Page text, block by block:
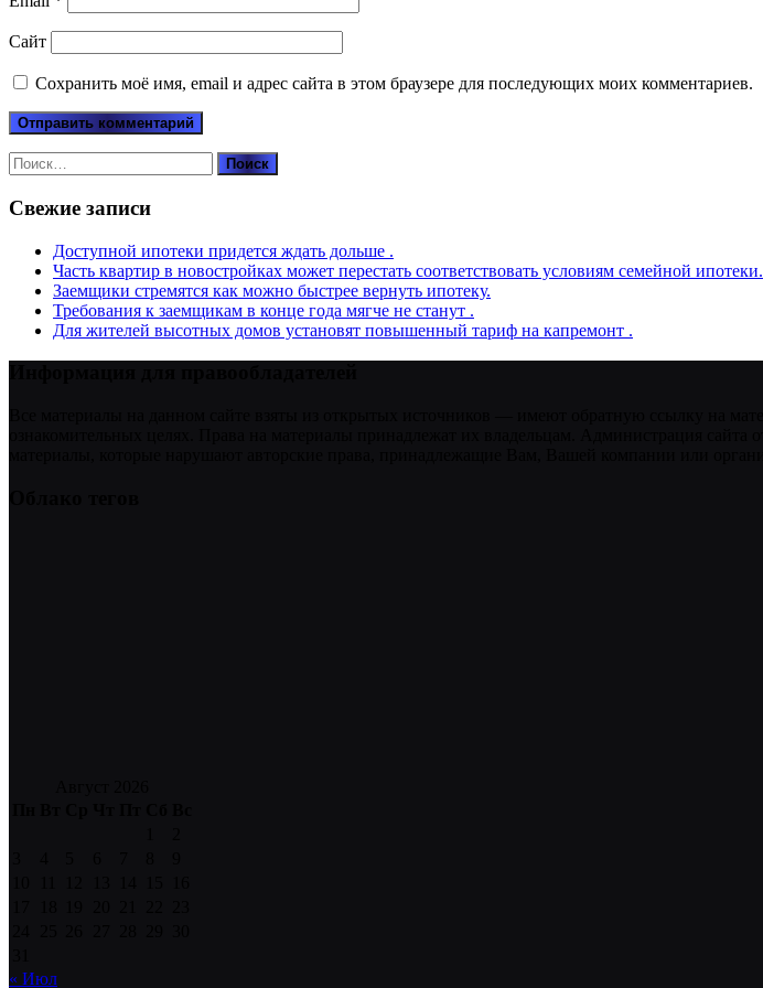
Сайт
Сохранить моё имя, email и адрес сайта в этом браузере для последующих моих комментариев.
Найти:
Свежие записи
Доступной ипотеки придется ждать дольше .
Часть квартир в новостройках может перестать соответствовать условиям семейной ипотеки.
Заемщики стремятся как можно быстрее вернуть ипотеку.
Требования к заемщикам в конце года мягче не станут .
Для жителей высотных домов установят повышенный тариф на капремонт .
« Июл